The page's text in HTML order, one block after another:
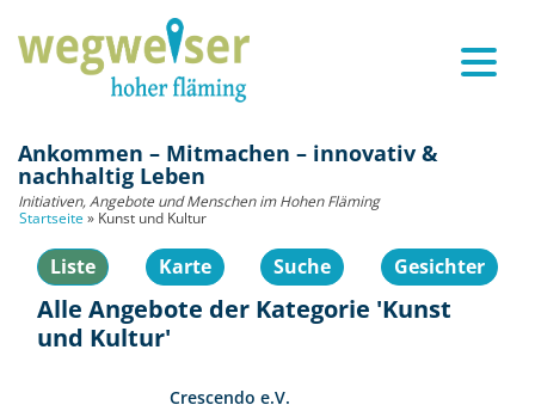
Ankommen – Mitmachen – innovativ &
nachhaltig Leben
Initiativen, Angebote und Menschen im Hohen Fläming
Startseite » Kunst und Kultur
Liste Karte Suche Gesichter
Alle Angebote der Kategorie 'Kunst
und Kultur'
Crescendo e.V.